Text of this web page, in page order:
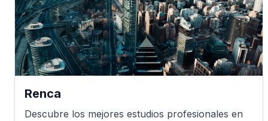
Renca
Descubre los mejores estudios profesionales en